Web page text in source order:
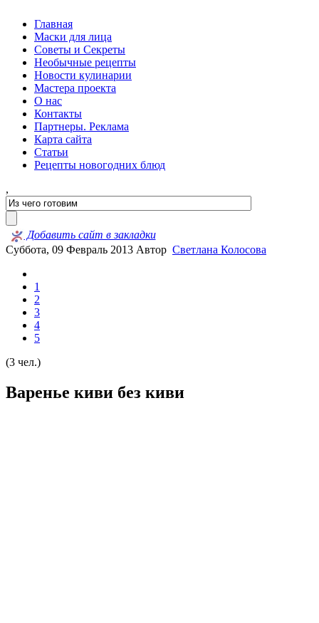
Главная
Маски для лица
Советы и Секреты
Необычные рецепты
Новости кулинарии
Мастера проекта
О нас
Контакты
Партнеры. Реклама
Карта сайта
Статьи
Рецепты новогодних блюд
,
Добавить сайт в закладки
Суббота, 09 Февраль 2013 Автор Светлана Колосова
1
2
3
4
5
(3 чел.)
Варенье киви без киви